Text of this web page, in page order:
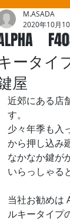
ータイ
屋
M.ASADA
2020年10月
近郊にある店
す。
少々年季も入
から押し込み
なかなか鍵が
いらっしゃる
当社お勧めは
ルキータイプ